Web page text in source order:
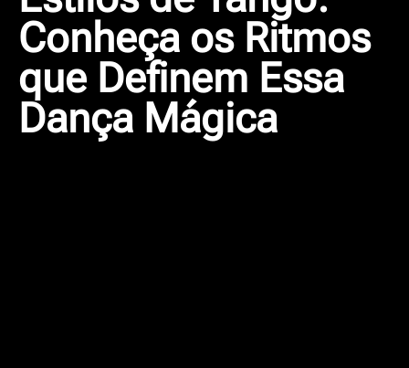
Conheça os Ritmos
que Definem Essa
Dança Mágica